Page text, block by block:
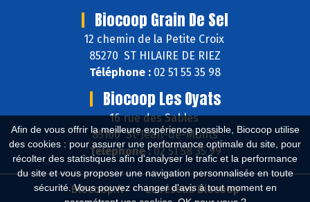
Afin de vous offrir la meilleure expérience possible, Biocoop utilise
des cookies : pour assurer une performance optimale du site, pour
récolter des statistiques afin d'analyser le trafic et la performance
du site et vous proposer une navigation personnalisée en toute
sécurité. Vous pouvez changer d'avis à tout moment en
Biocoop Grain De Sel
12 chemin de la Petite Croix
85270 ST HILAIRE DE RIEZ
Téléphone : 02 51 55 35 98
Biocoop Les Oyats
16 rue des Sables
85160 St-Jean-de-Monts
Téléphone :02 51 58 35 99
Biocoop.fr Le réseau Biocoop